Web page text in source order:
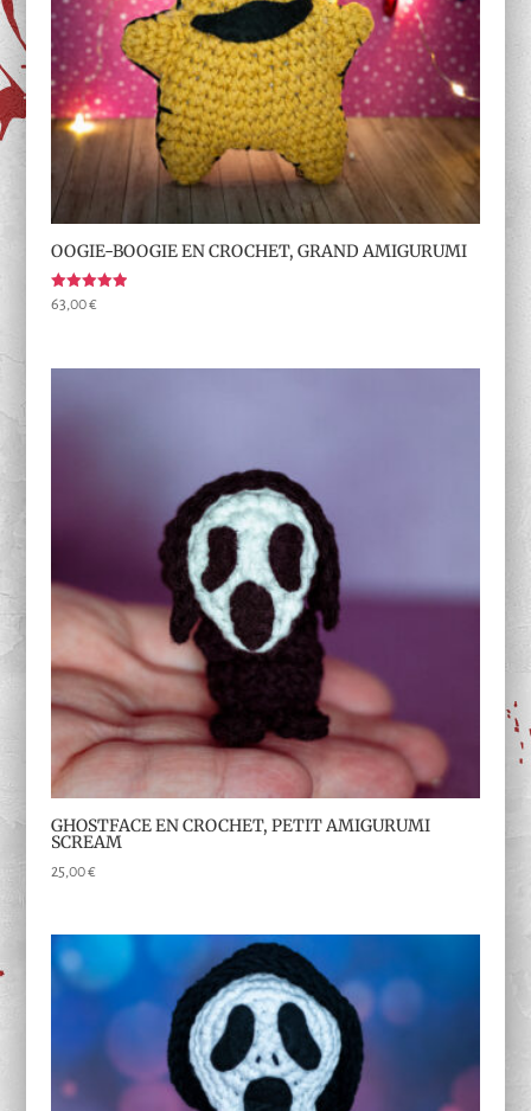
OOGIE-BOOGIE EN CROCHET, GRAND AMIGURUMI
Note
5.00
63,00€
GHOSTFACE EN CROCHET, PETIT AMIGURUMI
SCREAM
25,00€